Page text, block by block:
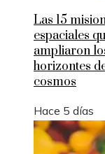
Las 15
espaciales
ampliaron
horizontes
cosmos
Hace 5 días